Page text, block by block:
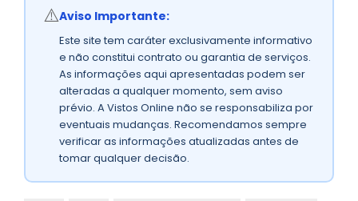
⚠️Aviso Importante:
Este site tem caráter exclusivamente informativo
e não constitui contrato ou garantia de serviços.
As informações aqui apresentadas podem ser
alteradas a qualquer momento, sem aviso
prévio. A Vistos Online não se responsabiliza por
eventuais mudanças. Recomendamos sempre
verificar as informações atualizadas antes de
tomar qualquer decisão.